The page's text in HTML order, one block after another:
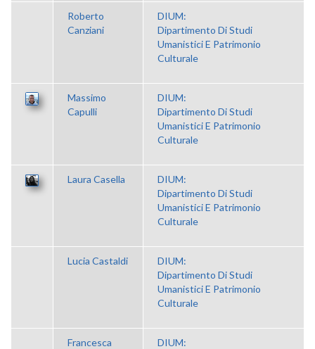
Roberto
Canziani
DIUM:
Dipartimento Di Studi
Umanistici E Patrimonio
Culturale
Massimo
Capulli
DIUM:
Dipartimento Di Studi
Umanistici E Patrimonio
Culturale
Laura Casella
DIUM:
Dipartimento Di Studi
Umanistici E Patrimonio
Culturale
Lucia Castaldi
DIUM:
Dipartimento Di Studi
Umanistici E Patrimonio
Culturale
Francesca
DIUM: